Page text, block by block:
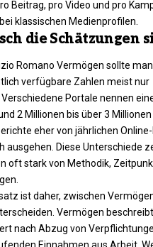
Beitrag, pro Video und pro
klassischen Medienprofilen.
die Schätzungen
Romano Vermögen sollte
verfügbare Zahlen meist nur
Portale nennen
2 Millionen bis über 3 Millionen
eher von jährlichen
ausgehen. Diese Unterschiede
oft stark von Methodik,
ist daher, zwischen
Vermögen
nach Abzug von